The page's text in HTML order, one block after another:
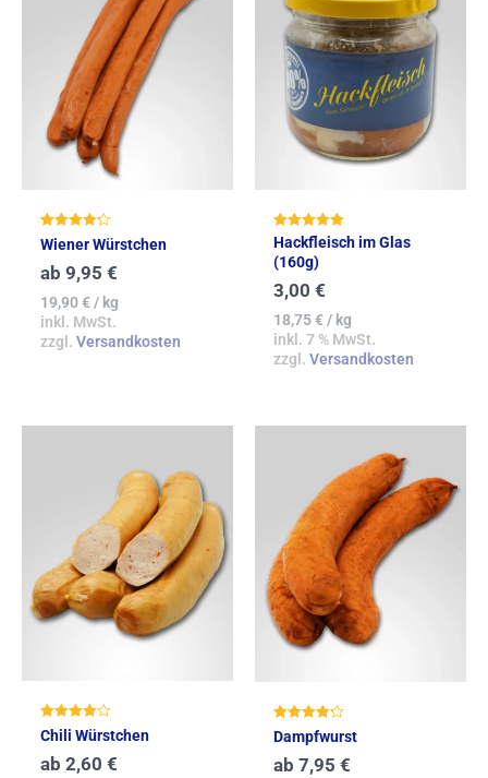
Bewertet
mit
4.27
von 5
Wiener Würstchen
ab 9,95 €
19,90€/ kg
inkl. MwSt.
zzgl. Versandkosten
Bewertet mit
5.00
von 5
Hackfleisch im Glas
(160g)
3,00 €
18,75€/ kg
inkl. 7 % MwSt.
zzgl. Versandkosten
Bewertet
mit
4.10
von 5
Chili Würstchen
ab 2,60 €
Bewertet
mit
4.29
von 5
Dampfwurst
ab 7,95 €